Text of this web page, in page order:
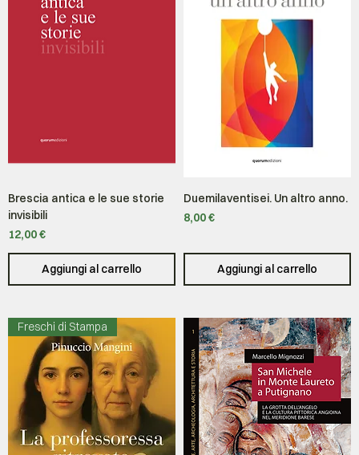
Brescia antica e le sue storie
invisibili
Prezzo
12,00 €
Aggiungi al carrello
Duemilaventisei. Un altro anno.
Prezzo
8,00 €
Aggiungi al carrello
Freschi di Stampa